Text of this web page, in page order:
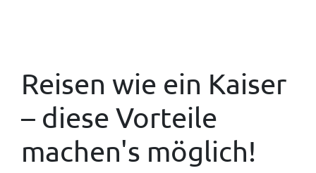
Reisen wie ein Kaiser
– diese Vorteile
machen's möglich!